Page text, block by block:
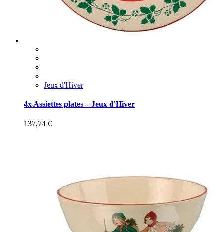
Jeux d'Hiver
4x Assiettes plates – Jeux d’Hiver
137,74 €